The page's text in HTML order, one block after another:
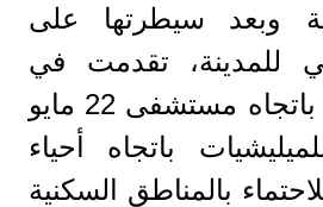
وبعد سيطرتها على
للمدينة، تقدمت في
شارع الخمسين باتجاه مستشفى 22 مايو
باتجاه أحياء
بالمناطق السكنية